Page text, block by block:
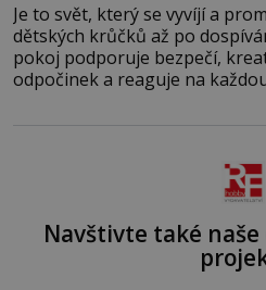
Je to svět, který se vyvíjí a
dětských krůčků až po
pokoj podporuje bezpečí,
odpočinek a reaguje na
Navštivte také